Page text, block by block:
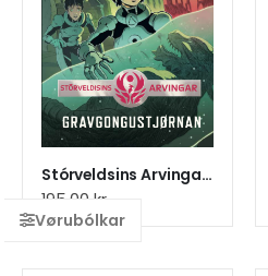
Stórveldsins Arvingar 3. Gravgongustjørnan
195,00 kr.